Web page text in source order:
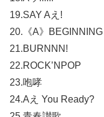
19.SAY Aえ!
20.《A》BEGINNING
21.BURNNN!
22.ROCK’NPOP
23.咆哮
24.Aえ You Ready?